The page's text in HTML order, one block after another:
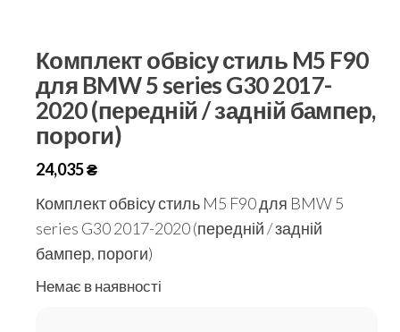
Комплект обвісу стиль M5 F90
для BMW 5 series G30 2017-
2020 (передній / задній бампер,
пороги)
24,035₴
Комплект обвісу стиль M5 F90 для BMW 5
series G30 2017-2020 (передній / задній
бампер, пороги)
Немає в наявності